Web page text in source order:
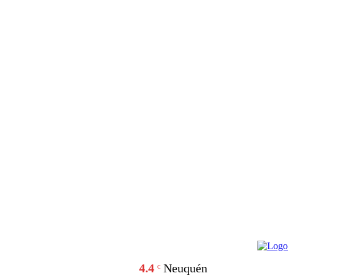
4.4 C Neuquén